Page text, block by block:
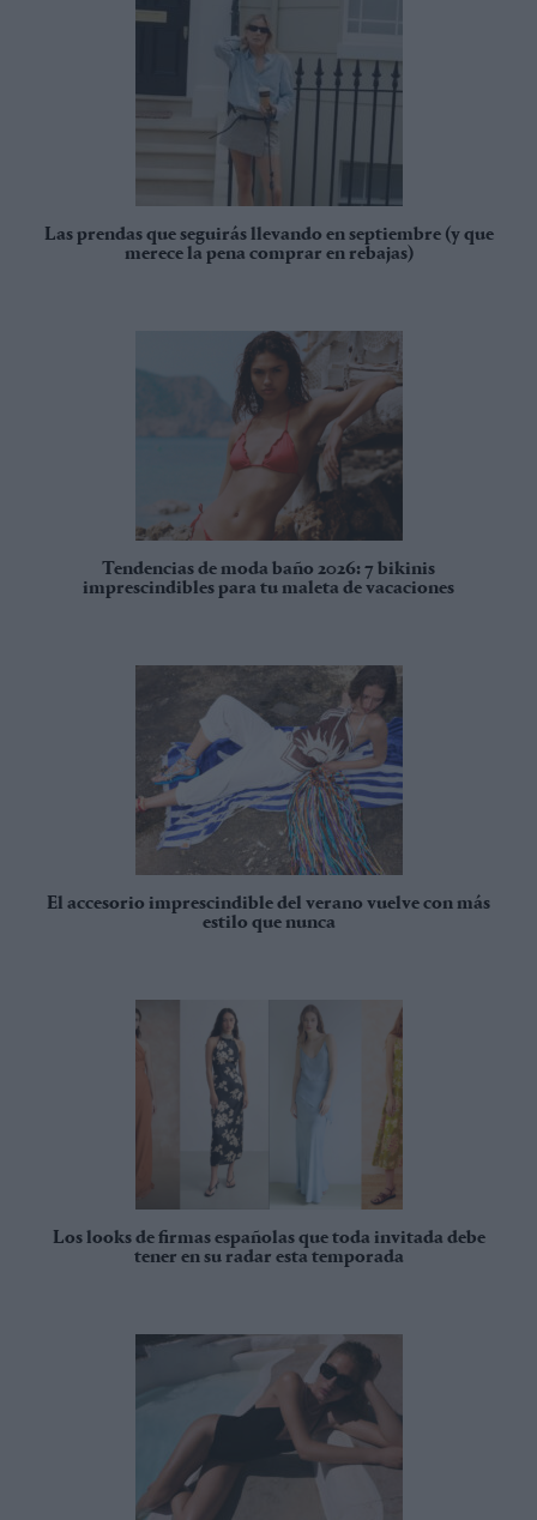
Las prendas que seguirás llevando en septiembre (y que
merece la pena comprar en rebajas)
Tendencias de moda baño 2026: 7 bikinis
imprescindibles para tu maleta de vacaciones
El accesorio imprescindible del verano vuelve con más
estilo que nunca
Los looks de firmas españolas que toda invitada debe
tener en su radar esta temporada